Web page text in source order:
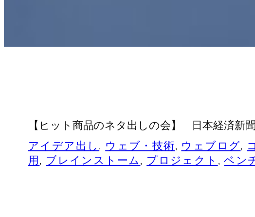
【ヒット商品のネタ出しの会】 日本経済新
アイデア出し , ウェブ・技術, ウェブログ,
用, ブレインストーム, プロジェクト , ベン